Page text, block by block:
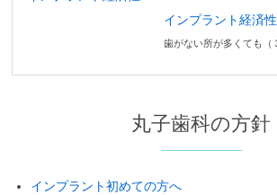
インプラント経済性
丸子歯科の方針
インプラント初めての方へ